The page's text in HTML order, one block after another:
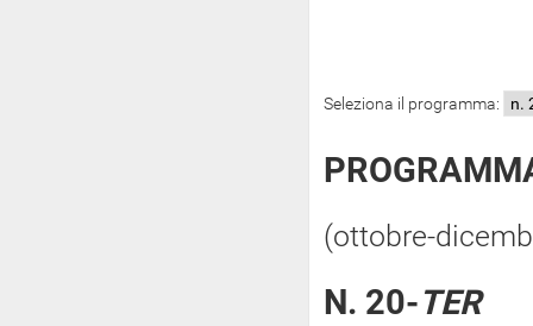
Seleziona il programma:
(ottobre-
N. 20-TER